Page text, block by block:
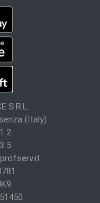
S.R.L.
(Italy)
2
5